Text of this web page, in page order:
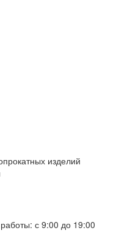
изделий
с 9:00 до 19:00